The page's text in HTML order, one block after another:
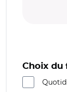
Choix du